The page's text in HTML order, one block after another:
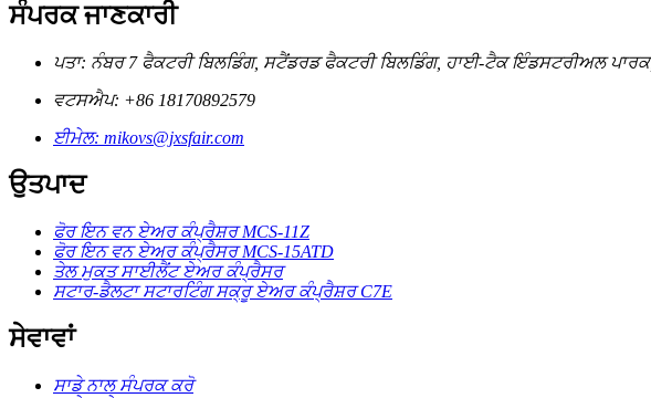
ਸੰਪਰਕ ਜਾਣਕਾਰੀ
ਪਤਾ: ਨੰਬਰ 7 ਫੈਕਟਰੀ ਬਿਲਡਿੰਗ, ਸਟੈਂਡਰਡ ਫੈਕਟਰੀ ਬਿਲਡਿੰਗ, ਹਾਈ-ਟੈਕ ਇੰਡਸਟਰੀਅਲ
ਵਟਸਐਪ: +86 18170892579
ਈਮੇਲ: mikovs@jxsfair.com
ਉਤਪਾਦ
ਫੋਰ ਇਨ ਵਨ ਏਅਰ ਕੰਪ੍ਰੈਸ਼ਰ MCS-11Z
ਫੋਰ ਇਨ ਵਨ ਏਅਰ ਕੰਪ੍ਰੈਸਰ MCS-15ATD
ਤੇਲ ਮੁਕਤ ਸਾਈਲੈਂਟ ਏਅਰ ਕੰਪ੍ਰੈਸਰ
ਸਟਾਰ-ਡੈਲਟਾ ਸਟਾਰਟਿੰਗ ਸਕ੍ਰੂ ਏਅਰ ਕੰਪ੍ਰੈਸ਼ਰ C7E
ਸੇਵਾਵਾਂ
ਸਾਡੇ ਨਾਲ ਸੰਪਰਕ ਕਰੋ